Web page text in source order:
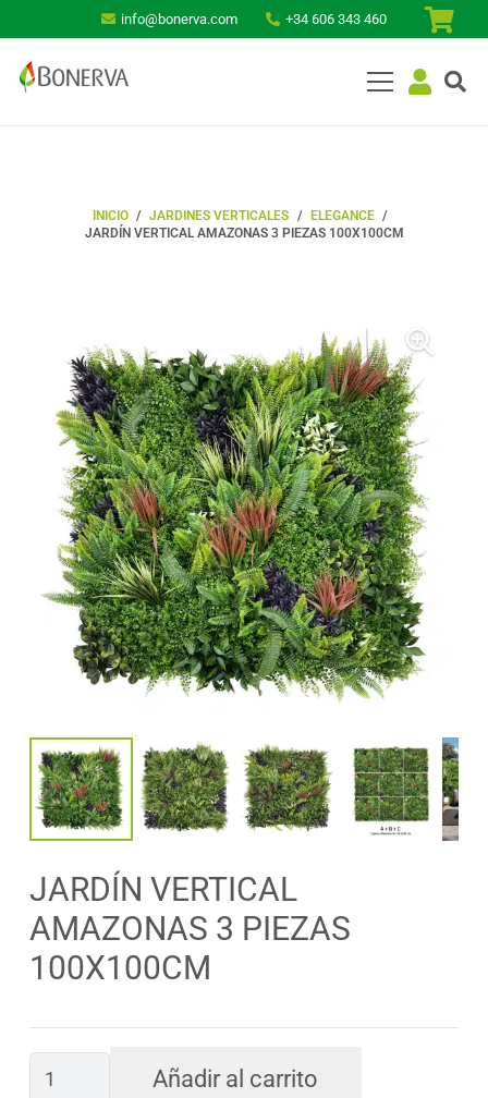
info@bonerva.com +34 606 343 460
INICIO / JARDINES VERTICALES / ELEGANCE /
JARDÍN VERTICAL AMAZONAS 3 PIEZAS 100X100CM
JARDÍN VERTICAL
AMAZONAS 3 PIEZAS
100X100CM
Jardín
Añadir al carrito